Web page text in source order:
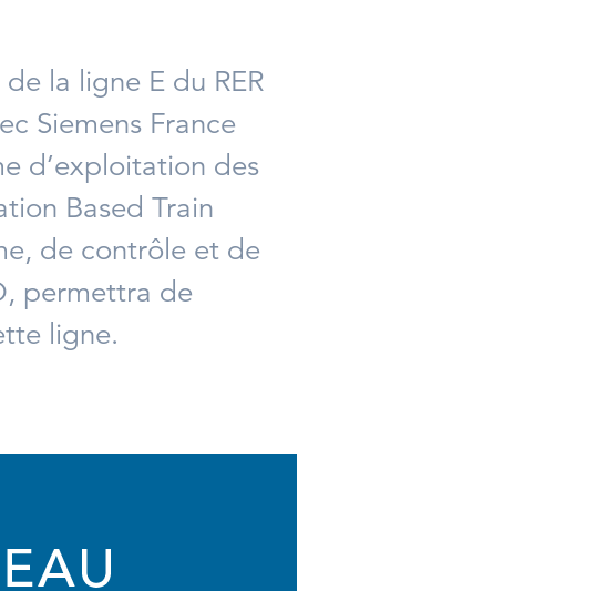
la ligne E du RER
Siemens France
d’exploitation des
Based Train
de contrôle et de
permettra de
ligne.